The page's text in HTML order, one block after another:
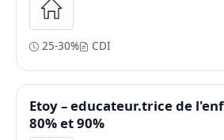
25-30% CDI
Etoy – educateur.trice de
80% et 90%